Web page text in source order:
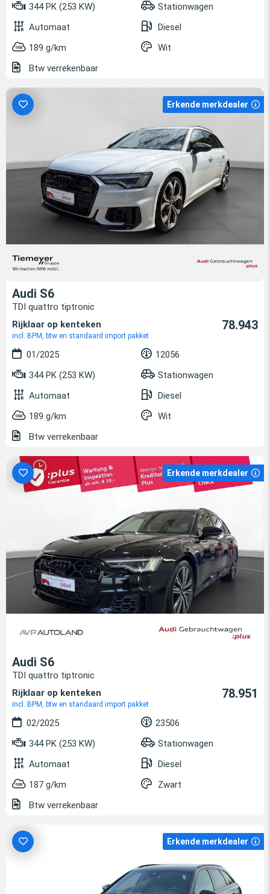
344 PK (253 KW)
Stationwagen
Automaat
Diesel
189 g/km
Wit
Btw verrekenbaar
Erkende merkdealer
Audi S6
TDI quattro tiptronic
Rijklaar op kenteken
incl. BPM, btw en standaard import pakket
78.943
01/2025
12056
344 PK (253 KW)
Stationwagen
Automaat
Diesel
189 g/km
Wit
Btw verrekenbaar
Erkende merkdealer
Audi S6
TDI quattro tiptronic
Rijklaar op kenteken
incl. BPM, btw en standaard import pakket
78.951
02/2025
23506
344 PK (253 KW)
Stationwagen
Automaat
Diesel
187 g/km
Zwart
Btw verrekenbaar
Erkende merkdealer